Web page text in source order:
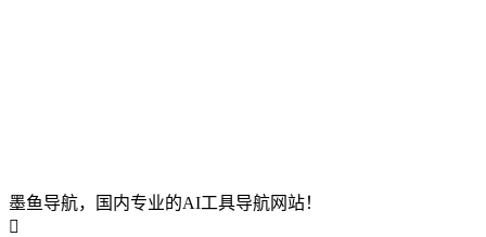
墨鱼导航，国内专业的AI工具导航网站！
